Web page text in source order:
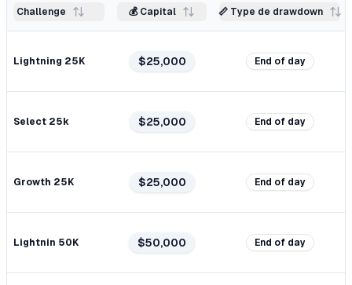
Challenge 💰 Capital 📏 Type de drawdown
Lightning 25K $25,000 End of day
Select 25k $25,000 End of day
Growth 25K $25,000 End of day
Lightnin 50K $50,000 End of day